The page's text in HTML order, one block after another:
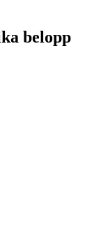
belopp